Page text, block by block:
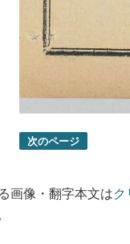
次のページ
画像・翻字本文は